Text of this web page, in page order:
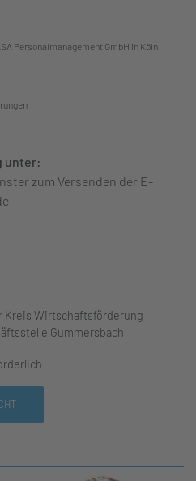
Personalmanagement GmbH in Köln
unter:
zum Versenden der E-
Kreis Wirtschaftsförderung
Gummersbach